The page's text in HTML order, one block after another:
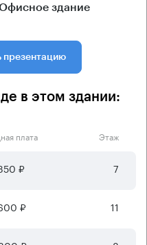
здание
презентацию
в этом здании:
плата Этаж
₽ 7
₽ 11